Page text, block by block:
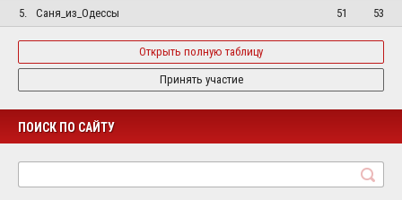
5.
Саня_из_Одессы 51 53
Открыть полную таблицу
Принять участие
ПОИСК ПО САЙТУ